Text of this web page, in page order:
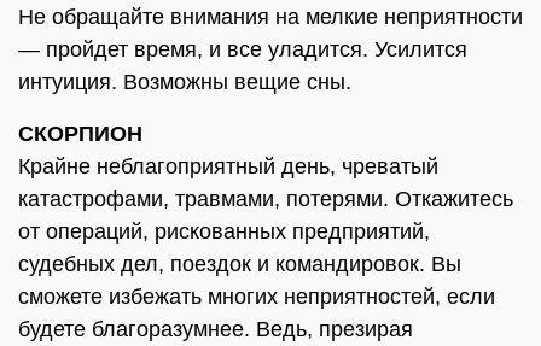
Не обращайте внимания на мелкие неприятности
— пройдет время, и все уладится. Усилится
интуиция. Возможны вещие сны.
СКОРПИОН
Крайне неблагоприятный день, чреватый
катастрофами, травмами, потерями. Откажитесь
от операций, рискованных предприятий,
судебных дел, поездок и командировок. Вы
сможете избежать многих неприятностей, если
будете благоразумнее. Ведь, презирая